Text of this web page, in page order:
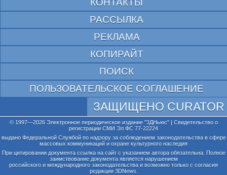
КОНТАКТЫ
РАССЫЛКА
РЕКЛАМА
КОПИРАЙТ
ПОИСК
ПОЛЬЗОВАТЕЛЬСКОЕ СОГЛАШЕНИЕ
ЗАЩИЩЕНО CURATOR
© 1997—2026 Электронное периодическое издание "3ДНьюс" | Свидетельство о
регистрации СМИ Эл ФС 77-22224
выдано Федеральной Службой по надзору за соблюдением законодательства в сфере
массовых коммуникаций и охране культурного наследия
При цитировании документа ссылка на сайт с указанием автора обязательна. Полное
заимствование документа является нарушением
российского и международного законодательства и возможно только с согласия
редакции 3DNews.